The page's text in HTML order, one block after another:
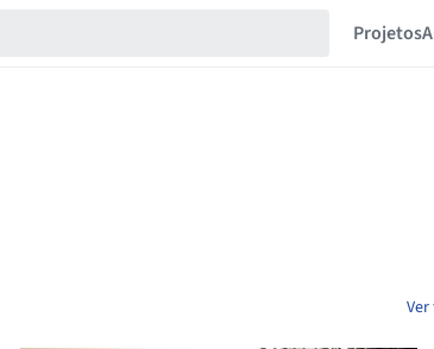
Projetos